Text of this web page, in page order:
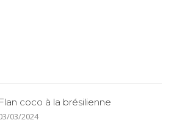
Flan coco à la brésilienne
03/2024